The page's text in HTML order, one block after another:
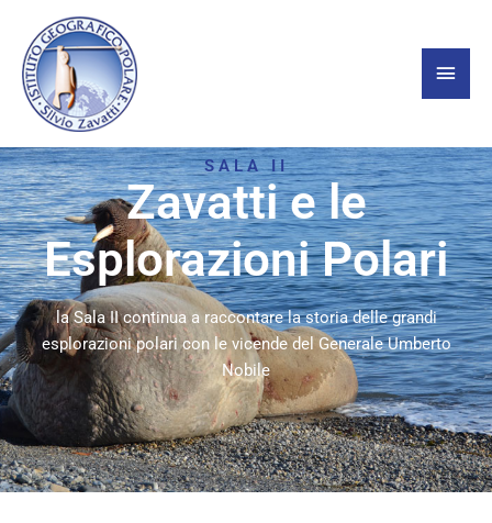
contenuto
SALA II
Zavatti e le
Esplorazioni Polari
la Sala II continua a raccontare la storia delle grandi
esplorazioni polari con le vicende del Generale Umberto
Nobile